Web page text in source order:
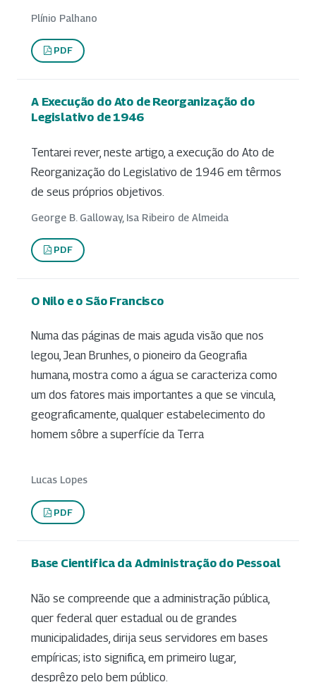
Plínio Palhano
PDF
A Execução do Ato de Reorganização do
Legislativo de 1946
Tentarei rever, neste artigo, a execução do Ato de
Reorganização do Legislativo de 1946 em têrmos
de seus próprios objetivos.
George B. Galloway, Isa Ribeiro de Almeida
PDF
O Nilo e o São Francisco
Numa das páginas de mais aguda visão que nos
legou, Jean Brunhes, o pioneiro da Geografia
humana, mostra como a água se caracteriza como
um dos fatores mais importantes a que se vincula,
geograficamente, qualquer estabelecimento do
homem sôbre a superfície da Terra
Lucas Lopes
PDF
Base Cientifica da Administração do Pessoal
Não se compreende que a administração pública,
quer federal quer estadual ou de grandes
municipalidades, dirija seus servidores em bases
empíricas; isto significa, em primeiro lugar,
desprêzo pelo bem público.